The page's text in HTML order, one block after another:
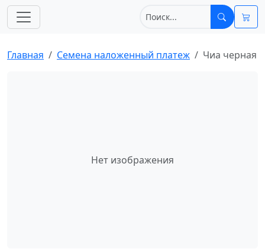
Главная Cемена наложенный платеж Чиа черная
Нет изображения